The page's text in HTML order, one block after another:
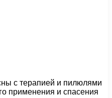
с терапией и пилюлями
применения и спасения